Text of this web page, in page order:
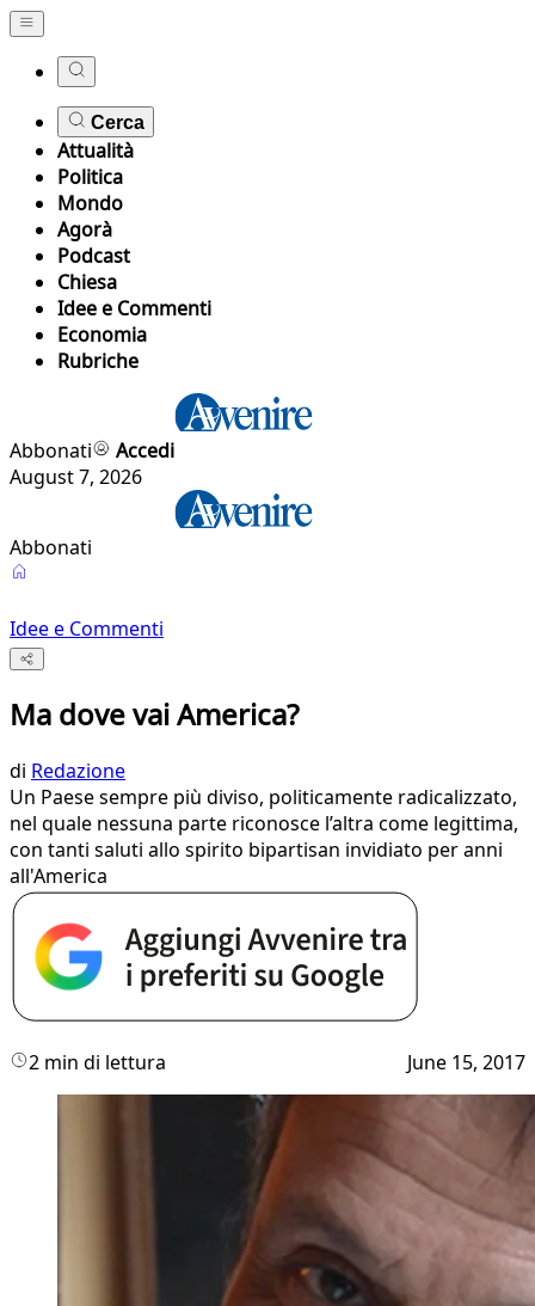
Cerca
Attualità
Politica
Mondo
Agorà
Podcast
Chiesa
Idee e Commenti
Economia
Rubriche
Abbonati
Accedi
August 7, 2026
Abbonati
Idee e Commenti
Ma dove vai America?
di Redazione
Un Paese sempre più diviso, politicamente radicalizzato,
nel quale nessuna parte riconosce l’altra come legittima,
con tanti saluti allo spirito bipartisan invidiato per anni
all'America
2 min di lettura June 15, 2017